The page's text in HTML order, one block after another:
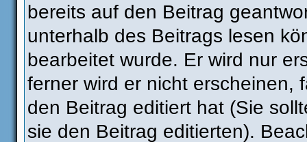
bereits auf den Beitrag
unterhalb des Beitrags lesen
bearbeitet wurde. Er wird nur
ferner wird er nicht erscheinen,
den Beitrag editiert hat (Sie
sie den Beitrag editierten).